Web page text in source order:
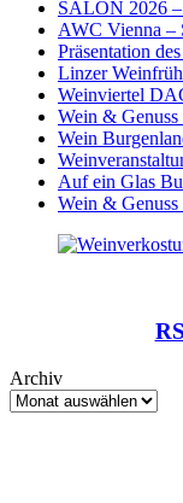
SALON 2026 –
AWC Vienna –
Präsentation
Linzer
Weinviertel
Wein &
Wein
Auf ein Glas
Wein &
Archiv